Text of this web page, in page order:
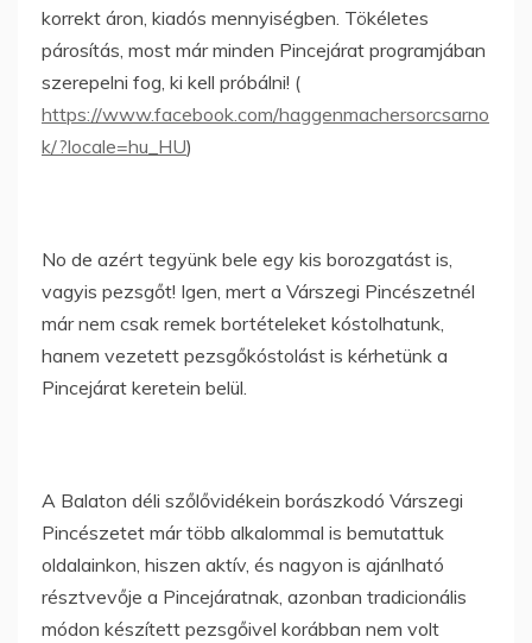
korrekt áron, kiadós mennyiségben. Tökéletes
párosítás, most már minden Pincejárat programjában
szerepelni fog, ki kell próbálni! (
https://www.facebook.com/haggenmachersorcsarno
k/?locale=hu_HU)
No de azért tegyünk bele egy kis borozgatást is,
vagyis pezsgőt! Igen, mert a Várszegi Pincészetnél
már nem csak remek bortételeket kóstolhatunk,
hanem vezetett pezsgőkóstolást is kérhetünk a
Pincejárat keretein belül.
A Balaton déli szőlővidékein borászkodó Várszegi
Pincészetet már több alkalommal is bemutattuk
oldalainkon, hiszen aktív, és nagyon is ajánlható
résztvevője a Pincejáratnak, azonban tradicionális
módon készített pezsgőivel korábban nem volt